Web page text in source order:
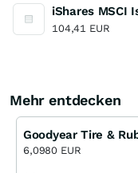
iShares MSCI
104,41 EUR
Mehr entdecken
Goodyear Tire &
6,0980 EUR